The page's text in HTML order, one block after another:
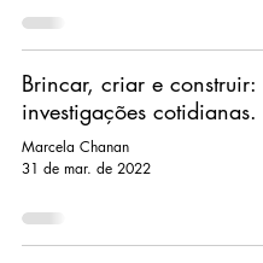
Brincar, criar e construir:
investigações cotidianas.
Marcela Chanan
31 de mar. de 2022